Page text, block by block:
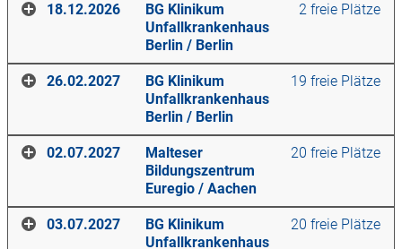
BG Klinikum Unfallkrankenhaus Berlin
Blumberger Damm 2K
Kurstage
Freitag,21.08.2026,08:00-18:30
Der Preis für diesen Kurs beträgt390,00€.
Für aktive Mitglieder des DBRD e.V. beträgt der Preis
18.12.2026
BG Klinikum
Unfallkrankenhaus
Berlin / Berlin
2 freie Plätze
BG Klinikum Unfallkrankenhaus Berlin
Blumberger Damm 2K
Kurstage
Freitag,18.12.2026,08:00-18:30
26.02.2027
BG Klinikum
Unfallkrankenhaus
Berlin / Berlin
19 freie Plätze
BG Klinikum Unfallkrankenhaus Berlin
Blumberger Damm 2K
02.07.2027
Malteser
Bildungszentrum
Euregio / Aachen
20 freie Plätze
03.07.2027
BG Klinikum
Unfallkrankenhaus
20 freie Plätze